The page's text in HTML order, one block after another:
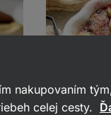
lesným
ovocím
nakupovaním
celej cesty.